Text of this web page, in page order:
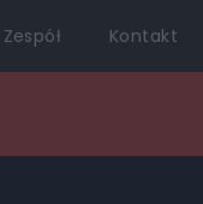
Zespół Kontakt